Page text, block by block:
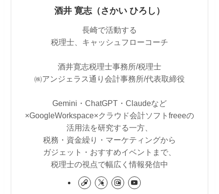
酒井 寛志（さかい ひろし）
長崎で活動する
税理士、キャッシュフローコーチ
酒井寛志税理士事務所/税理士
㈱アンジェラス通り会計事務所/代表取締役
Gemini・ChatGPT・Claudeなど
×GoogleWorkspace×クラウド会計ソフトfreeeの
活用法を研究する一方、
税務・資金繰り・マーケティングから
ガジェット・おすすめイベントまで、
税理士の視点で幅広く情報発信中